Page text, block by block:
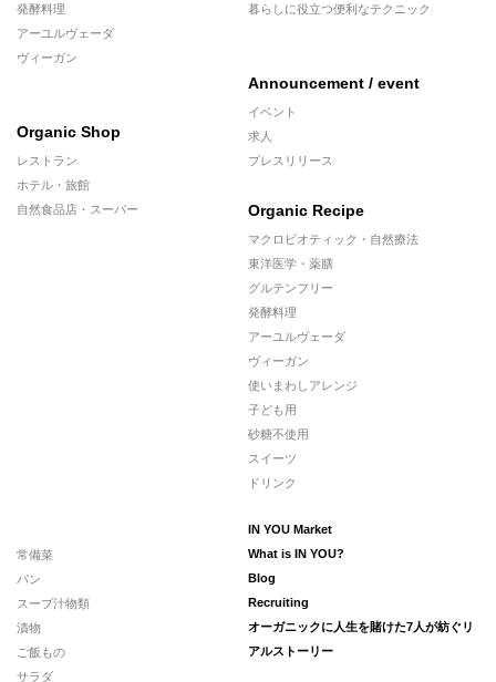
発酵料理
アーユルヴェーダ
ヴィーガン
Organic Shop
レストラン
ホテル・旅館
自然食品店・スーパー
暮らしに役立つ便利なテクニック
Announcement / event
イベント
求人
プレスリリース
Organic Recipe
マクロビオティック・自然療法
東洋医学・薬膳
グルテンフリー
発酵料理
アーユルヴェーダ
ヴィーガン
使いまわしアレンジ
子ども用
砂糖不使用
スイーツ
ドリンク
常備菜
パン
スープ汁物類
漬物
ご飯もの
サラダ
IN YOU Market
What is IN YOU?
Blog
Recruiting
オーガニックに人生を賭けた7人が紡ぐリ
アルストーリー